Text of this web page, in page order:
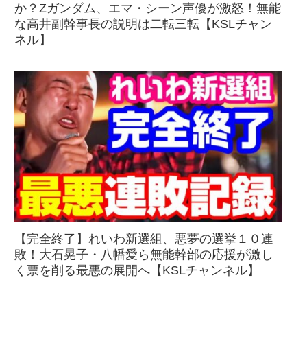
か？Zガンダム、エマ・シーン声優が激怒！無能
な高井副幹事長の説明は二転三転【KSLチャン
ネル】
【完全終了】れいわ新選組、悪夢の選挙１０連
敗！大石晃子・八幡愛ら無能幹部の応援が激し
く票を削る最悪の展開へ【KSLチャンネル】